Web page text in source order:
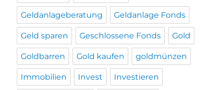
Geldanlageberatung Geldanlage Fonds
Geld sparen Geschlossene Fonds Gold
Goldbarren Gold kaufen goldmünzen
Immobilien Invest Investieren